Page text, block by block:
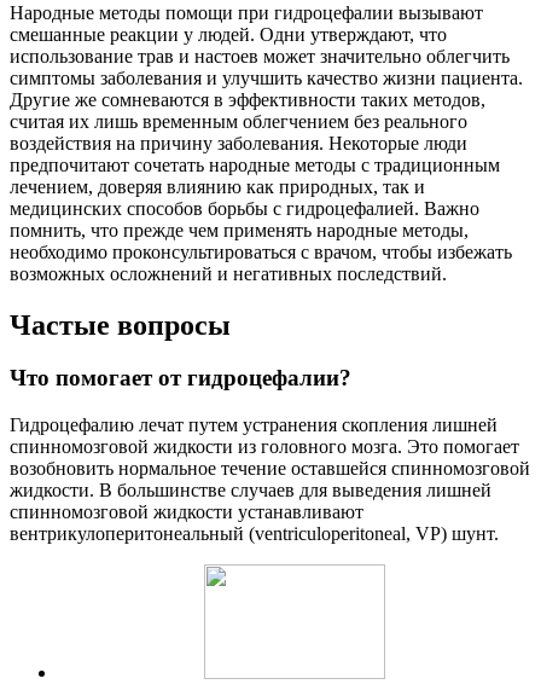
Народные методы помощи при гидроцефалии вызывают
смешанные реакции у людей. Одни утверждают, что
использование трав и настоев может значительно облегчить
симптомы заболевания и улучшить качество жизни пациента.
Другие же сомневаются в эффективности таких методов,
считая их лишь временным облегчением без реального
воздействия на причину заболевания. Некоторые люди
предпочитают сочетать народные методы с традиционным
лечением, доверяя влиянию как природных, так и
медицинских способов борьбы с гидроцефалией. Важно
помнить, что прежде чем применять народные методы,
необходимо проконсультироваться с врачом, чтобы избежать
возможных осложнений и негативных последствий.
Частые вопросы
Что помогает от гидроцефалии?
Гидроцефалию лечат путем устранения скопления лишней
спинномозговой жидкости из головного мозга. Это помогает
возобновить нормальное течение оставшейся спинномозговой
жидкости. В большинстве случаев для выведения лишней
спинномозговой жидкости устанавливают
вентрикулоперитонеальный (ventriculoperitoneal, VP) шунт.